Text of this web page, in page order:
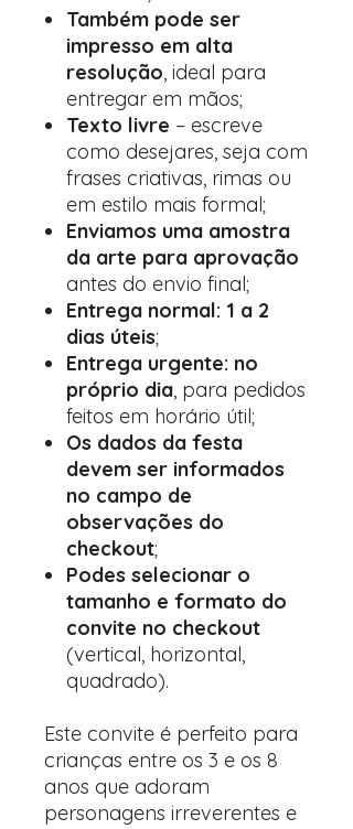
Também pode ser
impresso em alta
resolução, ideal para
entregar em mãos;
Texto livre – escreve
como desejares, seja com
frases criativas, rimas ou
em estilo mais formal;
Enviamos uma amostra
da arte para aprovação
antes do envio final;
Entrega normal: 1 a 2
dias úteis;
Entrega urgente: no
próprio dia, para pedidos
feitos em horário útil;
Os dados da festa
devem ser informados
no campo de
observações do
checkout;
Podes selecionar o
tamanho e formato do
convite no checkout
(vertical, horizontal,
quadrado).
Este convite é perfeito para
crianças entre os 3 e os 8
anos que adoram
personagens irreverentes e